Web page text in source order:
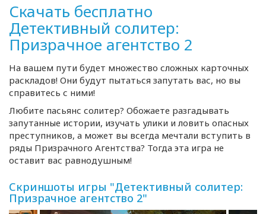
Скачать бесплатно
Детективный солитер:
Призрачное агентство 2
На вашем пути будет множество сложных карточных
раскладов! Они будут пытаться запутать вас, но вы
справитесь с ними!
Любите пасьянс солитер? Обожаете разгадывать
запутанные истории, изучать улики и ловить опасных
преступников, а может вы всегда мечтали вступить в
ряды Призрачного Агентства? Тогда эта игра не
оставит вас равнодушным!
Скриншоты игры "Детективный солитер:
Призрачное агентство 2"